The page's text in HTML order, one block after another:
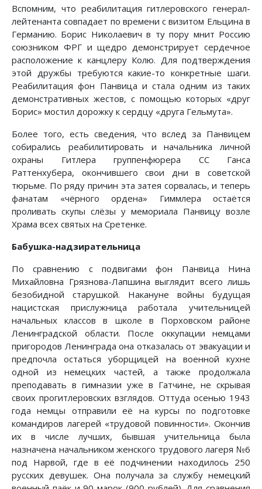
Вспомним, что реабилитация гитлеровского генерал-
лейтенанта совпадает по времени с визитом Ельцина в
Германию. Борис Николаевич в ту пору мнит Россию
союзником ФРГ и щедро демонстрирует сердечное
расположение к канцлеру Колю. Для подтверждения
этой дружбы требуются какие-то конкретные шаги.
Реабилитация фон Панвица и стала одним из таких
демонстративных жестов, с помощью которых «друг
Борис» мостил дорожку к сердцу «друга Гельмута».
Более того, есть сведения, что вслед за Панвицем
собирались реабилитировать и начальника личной
охраны Гитлера группенфюрера СС Ганса
Раттенхубера, окончившего свои дни в советской
тюрьме. По ряду причин эта затея сорвалась, и теперь
фанатам «чёрного ордена» Гиммлера остаётся
проливать скупы слёзы у мемориала Панвицу возле
Храма всех святых на Сретенке.
Бабушка-надзирательница
По сравнению с подвигами фон Панвица Нина
Михайловна Грязнова-Лапшина выглядит всего лишь
безобидной старушкой. Накануне войны будущая
нацистская прислужница работала учительницей
начальных классов в школе в Порховском районе
Ленинградской области. После оккупации немцами
пригородов Ленинграда она отказалась от эвакуации и
предпочла остаться уборщицей на военной кухне
одной из немецких частей, а также продолжала
преподавать в гимназии уже в Гатчине, не скрывая
своих прогитлеровских взглядов. Оттуда осенью 1943
года немцы отправили её на курсы по подготовке
командиров лагерей «трудовой повинности». Окончив
их в числе лучших, бывшая учительница была
назначена начальником женского трудового лагеря №6
под Нарвой, где в её подчинении находилось 250
русских девушек. Она получала за службу немецкий